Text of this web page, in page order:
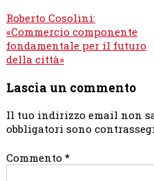
Navigazione
articoli
Roberto Cosolini:
«Commercio componente
fondamentale per il futuro
della città»
Lascia un commento
Il tuo indirizzo email non
obbligatori sono
Commento *